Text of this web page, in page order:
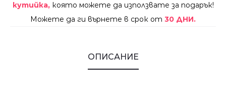
кутийка, която можете да използвате за подарък!
Можете да ги върнете в срок от 30 ДНИ.
ОПИСАНИЕ